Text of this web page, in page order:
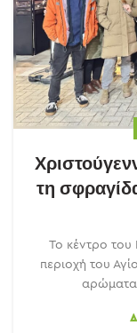
τη
Το κέντρο του
περιοχή του